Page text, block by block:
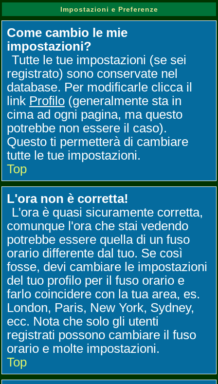
Impostazioni e Preferenze
Come cambio le mie
impostazioni?
Tutte le tue impostazioni (se sei
registrato) sono conservate nel
database. Per modificarle clicca il
link Profilo (generalmente sta in
cima ad ogni pagina, ma questo
potrebbe non essere il caso).
Questo ti permetterà di cambiare
tutte le tue impostazioni.
Top
L'ora non è corretta!
L'ora è quasi sicuramente corretta,
comunque l'ora che stai vedendo
potrebbe essere quella di un fuso
orario differente dal tuo. Se così
fosse, devi cambiare le impostazioni
del tuo profilo per il fuso orario e
farlo coincidere con la tua area, es.
London, Paris, New York, Sydney,
ecc. Nota che solo gli utenti
registrati possono cambiare il fuso
orario e molte impostazioni.
Top